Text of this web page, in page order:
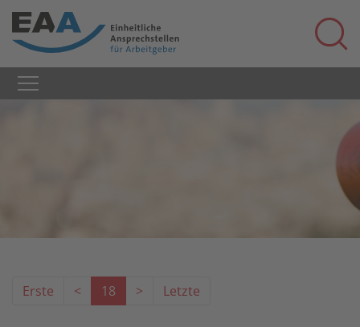
Erste < 18 > Letzte